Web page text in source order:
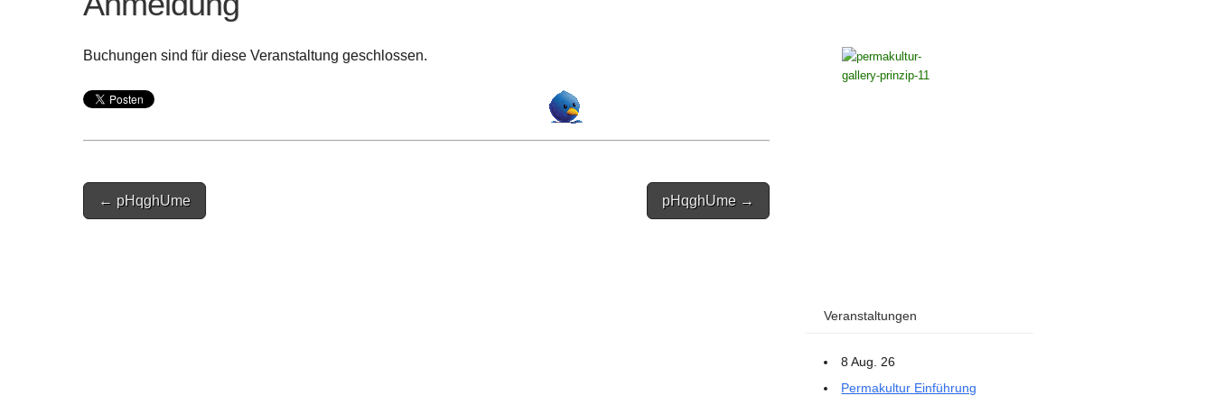
Buchungen sind für diese Veranstaltung geschlossen.
Post
navigation
← pHqghUme pHqghUme →
Veranstaltungen
8 Aug. 26
Permakultur Einführung